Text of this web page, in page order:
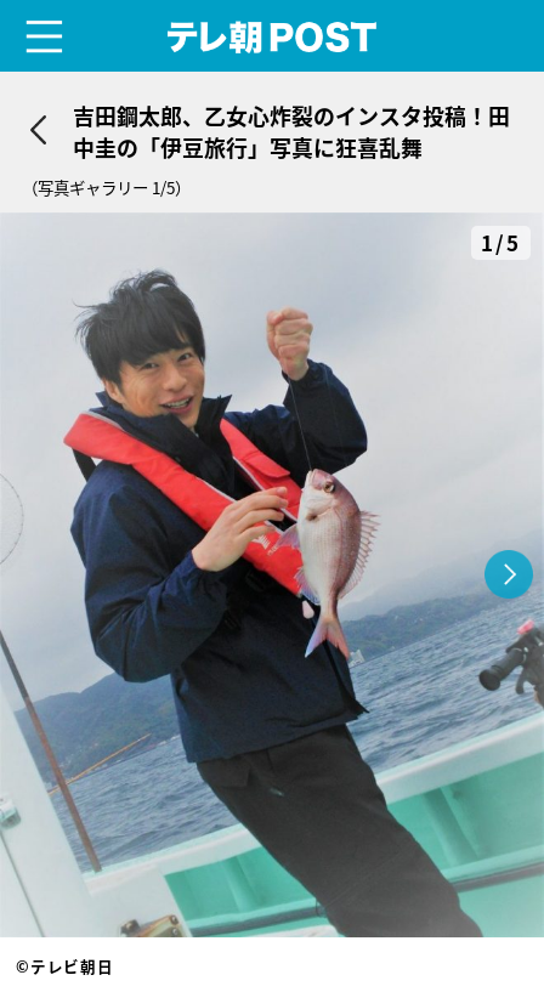
吉田鋼太郎、乙女心炸裂のインスタ投稿！田
中圭の「伊豆旅行」写真に狂喜乱舞
（写真ギャラリー 1/5）
1/5
©テレビ朝日